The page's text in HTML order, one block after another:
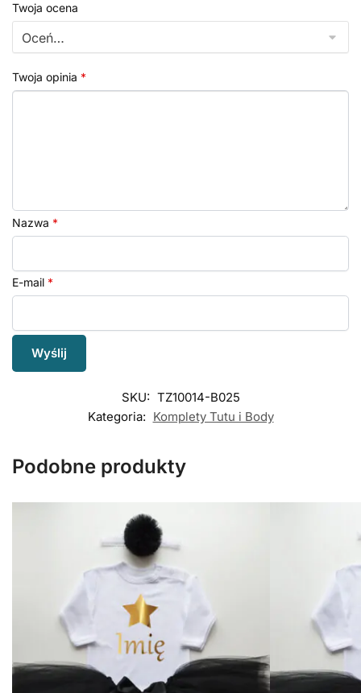
Twoja ocena
Twoja opinia *
Nazwa *
E-mail *
SKU: TZ10014-B025
Kategoria: Komplety Tutu i Body
Podobne produkty